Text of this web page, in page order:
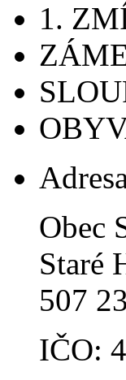
1.
Obec
Staré
507
IČO: